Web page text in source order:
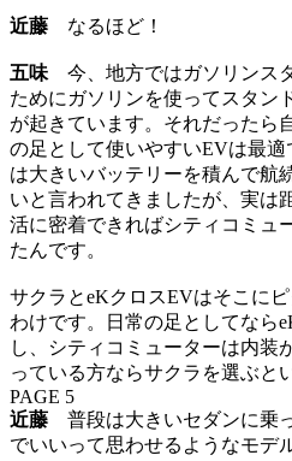
近藤 なるほど！
五味今、地方ではガソリンス
ためにガソリンを使ってスタン
が起きています。それだったら
の足として使いやすいEVは最
は大きいバッテリーを積んで航
いと言われてきましたが、実は
活に密着できればシティコミュ
たんです。
サクラとeKクロスEVはそこに
わけです。日常の足としてなら
し、シティコミューターは内
っている方ならサクラを選ぶと
PAGE 5
近藤 普段は大きいセダンに乗
でいいって思わせるようなモデ